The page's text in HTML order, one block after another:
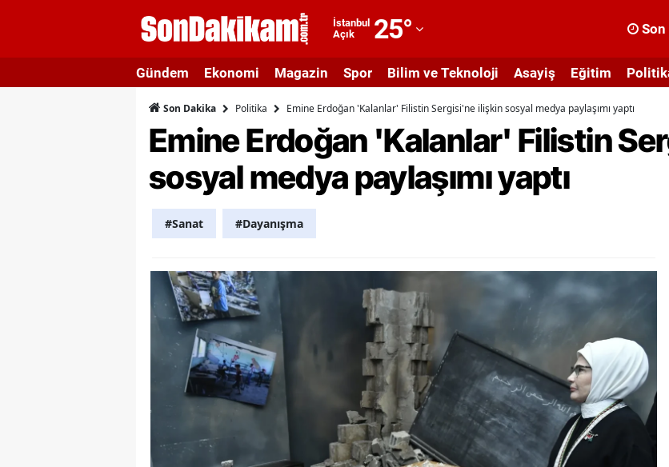
İstanbul
Açık
25°
Adıyaman
Afyonkarahisar
Ağrı
Amasya
Aydın
Balıkesir
Bilecik
Bingöl
Bitlis
Son
Gündem Ekonomi Magazin Spor Bilim ve Teknoloji Asayiş Eğitim
Son Dakika Politika Emine Erdoğan 'Kalanlar' Filistin Sergisi'ne ilişkin sosyal medya paylaşımı yaptı
Emine Erdoğan 'Kalanlar' Filistin
sosyal medya paylaşımı yaptı
#Sanat #Dayanışma